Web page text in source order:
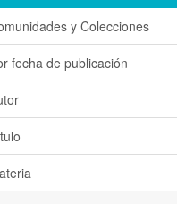
×
y Colecciones
fecha de publicación